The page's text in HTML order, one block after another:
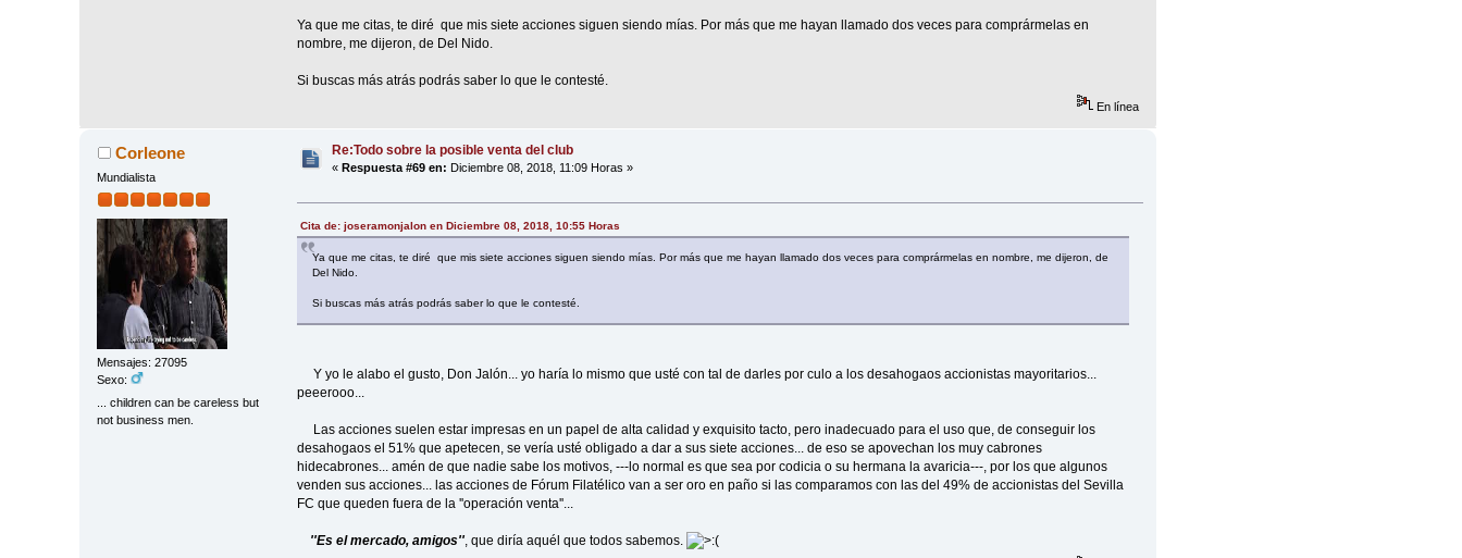
Ya que me citas, te diré que mis siete acciones siguen siendo mías. Por más que me hayan llamado dos veces para comprármelas en
nombre, me dijeron, de Del Nido.
Si buscas más atrás podrás saber lo que le contesté.
En línea
Corleone
Mundialista
Mensajes: 27095
Sexo:
... children can be careless but
not business men.
Re:Todo sobre la posible venta del club
«Respuesta #69 en: Diciembre 08, 2018, 11:09 Horas »
Cita de: joseramonjalon en Diciembre 08, 2018, 10:55 Horas
Ya que me citas, te diré que mis siete acciones siguen siendo mías. Por más que me hayan llamado dos veces para comprármelas en nombre, me dijeron, de
Del Nido.
Si buscas más atrás podrás saber lo que le contesté.
Y yo le alabo el gusto, Don Jalón... yo haría lo mismo que usté con tal de darles por culo a los desahogaos accionistas mayoritarios...
peeerooo...
Las acciones suelen estar impresas en un papel de alta calidad y exquisito tacto, pero inadecuado para el uso que, de conseguir los
desahogaos el 51% que apetecen, se vería usté obligado a dar a sus siete acciones... de eso se apovechan los muy cabrones
hidecabrones... amén de que nadie sabe los motivos, ---lo normal es que sea por codicia o su hermana la avaricia---, por los que algunos
venden sus acciones... las acciones de Fórum Filatélico van a ser oro en paño si las comparamos con las del 49% de accionistas del Sevilla
FC que queden fuera de la ''operación venta''...
''Es el mercado, amigos'', que diría aquél que todos sabemos.